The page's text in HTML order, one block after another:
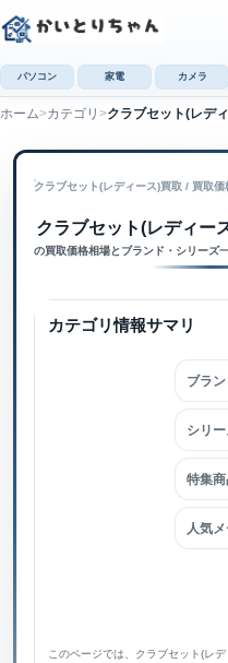
パソコン 家電 カメラ
ホーム カテゴリ クラブセット(レデ
クラブセット(レディース)買取 / 買取価
クラブセット(レディー
の買取価格相場とブランド・シリーズ
クラブセット(レディース)
カテゴリ情報サマリ
ブラ
シリ
特集
人気
このページでは、クラブセット(レ